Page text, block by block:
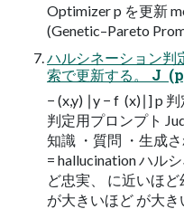
Optimizer p を更新
(Genetic–Pareto
ハルシネーション判
索で更新する。 J
− (x,y) ∣y − f ​ (x)∣] p
判定用プロンプト
知識 ・質問 ・生成
= hallucination ハル
ど忠実、 に近いほ
が大きいほど が大